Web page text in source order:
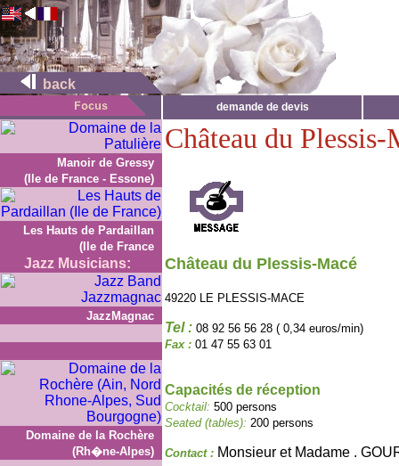
back
demande de devis
Manoir de Gressy
(Ile de France - Essone)
Les Hauts de Pardaillan
(Ile de France
Jazz Musicians:
JazzMagnac
Domaine de la Rochère
(Rh�ne-Alpes)
Château du Plessis-
Château du Plessis-Macé
49220 LE PLESSIS-MACE
Tel : 08 92 56 56 28 ( 0,34 euros/min)
Fax : 01 47 55 63 01
Capacités de réception
Cocktail: 500 persons
Seated (tables): 200 persons
Contact : Monsieur et Madame .